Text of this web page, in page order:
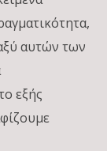
αυτών των
εξής